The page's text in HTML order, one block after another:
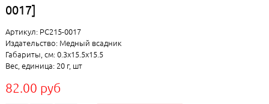
0017]
Артикул: РС215-0017
Издательство: Медный всадник
Габариты, см: 0.3x15.5x15.5
Вес, единица: 20 г, шт
82.00 руб